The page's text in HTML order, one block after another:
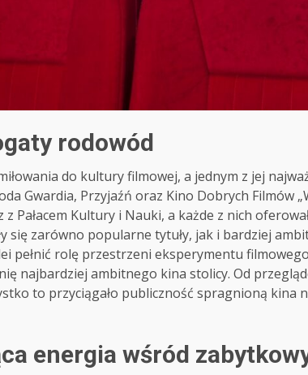
rodowód
do kultury filmowej, a jednym z jej
Gwardia, Przyjaźń oraz Kino Dobrych Filmów
Pałacem Kultury i Nauki, a każde z nich
się zarówno popularne tytuły, jak i bardziej
pełnić rolę przestrzeni eksperymentu
najbardziej ambitnego kina stolicy. Od
to przyciągało publiczność spragnioną kina
energia wśród